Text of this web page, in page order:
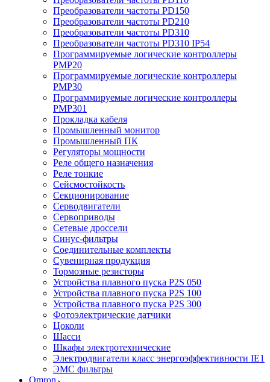
Преобразователи частоты PD150
Преобразователи частоты PD210
Преобразователи частоты PD310
Преобразователи частоты PD310 IP54
Программируемые логические контроллеры
PMP20
Программируемые логические контроллеры
PMP30
Программируемые логические контроллеры
PMP301
Прокладка кабеля
Промышленный монитор
Промышленный ПК
Регуляторы мощности
Реле общего назначения
Реле тонкие
Сейсмостойкость
Секционирование
Серводвигатели
Сервоприводы
Сетевые дроссели
Синус-фильтры
Соединительные комплекты
Сувенирная продукция
Тормозные резисторы
Устройства плавного пуска P2S 050
Устройства плавного пуска P2S 100
Устройства плавного пуска P2S 300
Фотоэлектрические датчики
Цоколи
Шасси
Шкафы электротехнические
Электродвигатели класс энергоэффективности IE1
ЭМС фильтры
Omron